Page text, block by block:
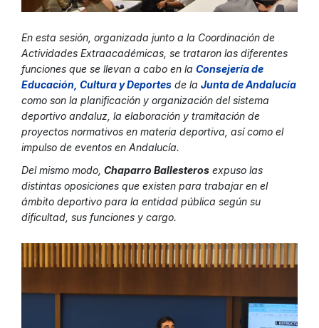
En esta sesión, organizada junto a la Coordinación de
Actividades Extraacadémicas, se trataron las diferentes
funciones que se llevan a cabo en la Consejería de
Educación, Cultura y Deportes de la Junta de Andalucía
como son la planificación y organización del sistema
deportivo andaluz, la elaboración y tramitación de
proyectos normativos en materia deportiva, así como el
impulso de eventos en Andalucía.
Del mismo modo, Chaparro Ballesteros expuso las
distintas oposiciones que existen para trabajar en el
ámbito deportivo para la entidad pública según su
dificultad, sus funciones y cargo.